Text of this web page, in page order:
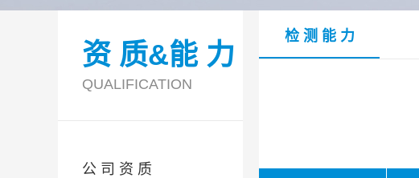
资 质&能 力
QUALIFICATION
公 司 资 质
检 测 能 力